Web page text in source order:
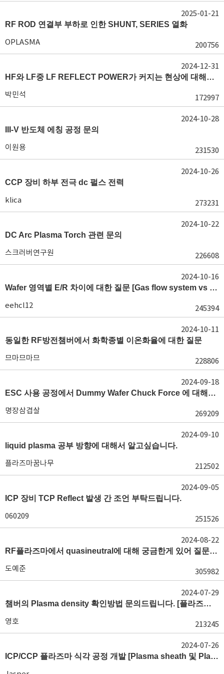
RF ROD 연결부 부하로 인한 SHUNT, SERIES 열화
OPLASMA 200756
2025-01-21
HF와 LF중 LF REFLECT POWER가 커지는 현상에 대해서 도움이 필요합니다.
박민석 172997
2024-12-31
III-V 반도체 에칭 공정 문의
이원용 231530
2024-10-28
CCP 장비 하부 전극 dc 펄스 전력
klica 273231
2024-10-26
DC Arc Plasma Torch 관련 문의
스크러버연구원 226608
2024-10-22
Wafer 영역별 E/R 차이에 대한 질문 [Gas flow system vs E/R]
eehcl12 245394
2024-10-16
동일한 RF방전챔버에서 화학종별 이온화율에 대한 질문
므마므마므 228806
2024-10-11
ESC 사용 공정에서 Dummy Wafer Chuck Force 에 대해서 궁급합니다
명장삼겹살 269209
2024-09-18
liquid plasma 공부 방향에 대해서 알고싶습니다.
플라즈마꿈나무 212502
2024-09-10
ICP 장비 TCP Reflect 발생 간 조언 부탁드립니다.
060209 251526
2024-09-05
RF플라즈마에서 quasineutral에 대해 궁금한게 있어 질문글 올립니다.[quasineutral]
도예준 305982
2024-08-22
챔버의 Plasma density 확인방법 문의드립니다. [플라즈마 모니터링, OES, LP]
영호 213245
2024-07-29
ICP/CCP 플라즈마 식각 공정 개발 [Plasma sheath 및 Plasma generation]
2024-07-26